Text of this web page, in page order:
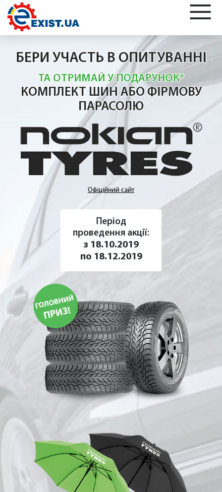
БЕРИ УЧАСТЬ В ОПИТУВАННІ
ТА ОТРИМАЙ У ПОДАРУНОК*
КОМПЛЕКТ ШИН АБО ФІРМОВУ
ПАРАСОЛЮ
Офіційний сайт
Період
проведення акції:
з 18.10.2019
по 18.12.2019